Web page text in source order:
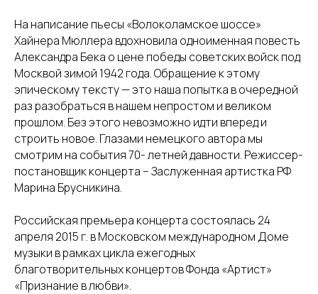
На написание пьесы «Волоколамское шоссе»
Хайнера Мюллера вдохновила одноименная повесть
Александра Бека о цене победы советских войск под
Москвой зимой 1942 года. Обращение к этому
эпическому тексту — это наша попытка в очередной
раз разобраться в нашем непростом и великом
прошлом. Без этого невозможно идти вперед и
строить новое. Глазами немецкого автора мы
смотрим на события 70- летней давности. Режиссер-
постановщик концерта – Заслуженная артистка РФ
Марина Брусникина.
Российская премьера концерта состоялась 24
апреля 2015 г. в Московском международном Доме
музыки в рамках цикла ежегодных
благотворительных концертов Фонда «Артист»
«Признание в любви».